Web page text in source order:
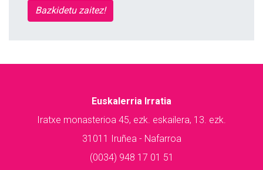
Bazkidetu zaitez!
Euskalerria Irratia
Iratxe monasterioa 45, ezk. eskailera, 13. ezk.
31011 Iruñea - Nafarroa
(0034) 948 17 01 51